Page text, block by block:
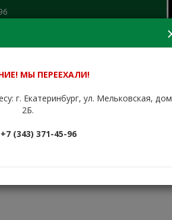
МЫ ПЕРЕЕХАЛИ!
г. Екатеринбург, ул. Мельковская, дом
2Б.
(343) 371-45-96